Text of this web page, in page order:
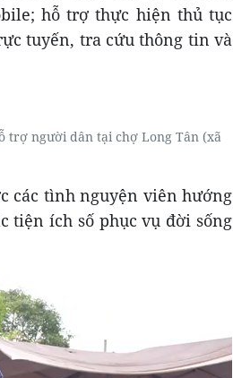
hỗ trợ thực hiện thủ tục
tuyến, tra cứu thông tin và
trợ người dân tại chợ Long Tân (xã
các tình nguyện viên hướng
tiện ích số phục vụ đời sống